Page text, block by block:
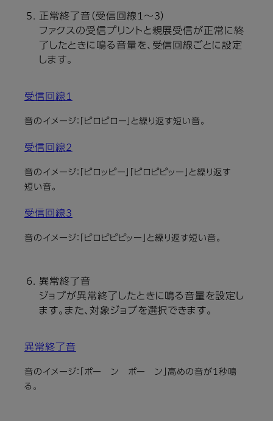
正常終了音（受信回線1〜3）
ファクスの受信プリントと親展受信が正常に終
了したときに鳴る音量を、受信回線ごとに設定
します。
受信回線1
音のイメージ：「ピロピロー」と繰り返す短い音。
受信回線2
音のイメージ：「ピロッピー」「ピロピピッー」と繰り返す
短い音。
受信回線3
音のイメージ：「ピロピピピッー」と繰り返す短い音。
異常終了音
ジョブが異常終了したときに鳴る音量を設定し
ます。また、対象ジョブを選択できます。
異常終了音
音のイメージ：「ポー ン ポー ン」高めの音が1秒鳴
る。